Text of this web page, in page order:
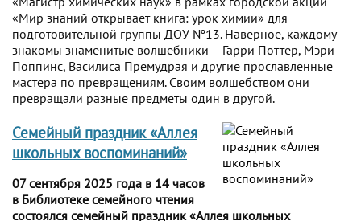
«Мир знаний открывает книга: урок химии» для
подготовительной группы ДОУ №13. Наверное, каждому
знакомы знаменитые волшебники – Гарри Поттер, Мэри
Поппинс, Василиса Премудрая и другие прославленные
мастера по превращениям. Своим волшебством они
превращали разные предметы один в другой.
Семейный праздник «Аллея
школьных воспоминаний»
07 сентября 2025 года в 14 часов
в Библиотеке семейного чтения
состоялся семейный праздник «Аллея школьных